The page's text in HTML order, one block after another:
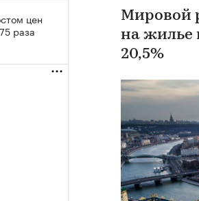
Мировой
на жилье
20,5%
цен
раза